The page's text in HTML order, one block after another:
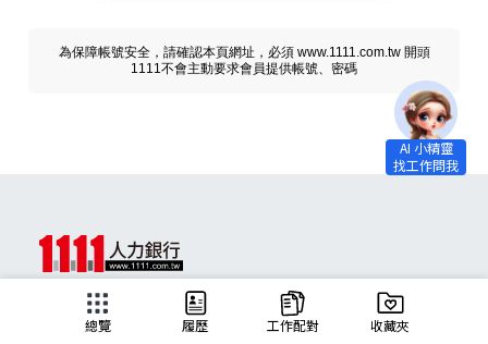
為保障帳號安全，請確認本頁網址，必須 www.1111.com.tw 開頭
1111不會主動要求會員提供帳號、密碼
總覽 履歷 工作配對 收藏夾